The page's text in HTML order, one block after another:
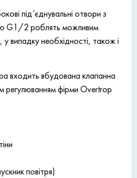
під’єднувальні отвори з
G1/2 роблять можливим
у випадку необхідності, також і
входить вбудована клапанна
регулюванням фірми Overtrop
повітря)